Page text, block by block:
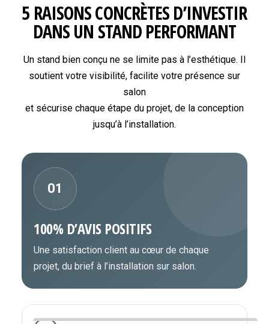
5 RAISONS CONCRÈTES D’INVESTIR
DANS UN STAND PERFORMANT
Un stand bien conçu ne se limite pas à l’esthétique. Il
soutient votre visibilité, facilite votre présence sur
salon
et sécurise chaque étape du projet, de la conception
jusqu’à l’installation.
01
100% D’AVIS POSITIFS
Une satisfaction client au cœur de chaque
projet, du brief à l’installation sur salon.